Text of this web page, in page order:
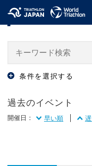
過去の大会・
条件を選択する
過去のイベント
開催日：
早い順